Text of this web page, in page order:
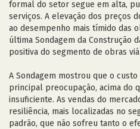
formal do setor segue em alta,
serviços. A elevação dos preços
ao desempenho mais tímido das
última Sondagem da Construção
positiva do segmento de obras
A Sondagem mostrou que o
principal preocupação, acima do
insuficiente. As vendas do
resiliência, mais localizadas no
padrão, que não sofreu tanto o